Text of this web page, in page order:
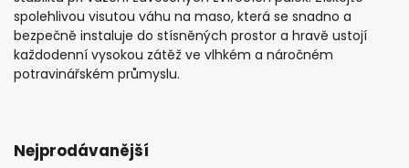
spolehlivou visutou váhu na maso, která se snadno a
bezpečně instaluje do stísněných prostor a hravě ustojí
každodenní vysokou zátěž ve vlhkém a náročném
potravinářském průmyslu.
Nejprodávanější